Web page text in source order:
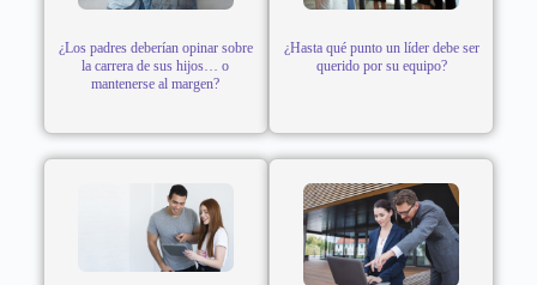
¿Los padres deberían opinar sobre
la carrera de sus hijos… o
mantenerse al margen?
¿Hasta qué punto un líder debe ser
querido por su equipo?